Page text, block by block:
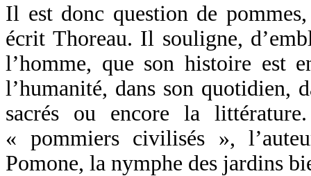
Il est donc question de
écrit Thoreau. Il souligne,
l’homme, que son histoire est
l’humanité, dans son quotidien,
sacrés ou encore la
« pommiers civilisés »,
Pomone, la nymphe des jardins